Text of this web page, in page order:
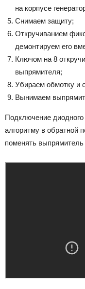
на корпусе
Снимаем защиту;
Откручиванием
демонтируем его
Ключом на 8
выпрямителя;
Убираем обмотку и
Вынимаем
Подключение
алгоритму в обратной
поменять